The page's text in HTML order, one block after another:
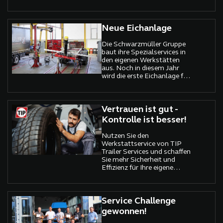
Pappas aus den Bereichen
Technik und Karosseriebau
die Basis um hier Tag für
Tag maßgeschneiderte
Branchenmodelle zu
realisieren.
Neue Eichanlage
Die Schwarzmüller Gruppe
baut ihre Spezialservices in
den eigenen Werkstätten
aus. Noch in diesem Jahr
wird die erste Eichanlage für
Industriegase wie etwa
Stickstoff in Betrieb gehen.
Vertrauen ist gut -
Kontrolle ist besser!
Nutzen Sie den
Werkstattservice von TIP
Trailer Services und schaffen
Sie mehr Sicherheit und
Effizienz für Ihre eigene
Service Challenge
gewonnen!